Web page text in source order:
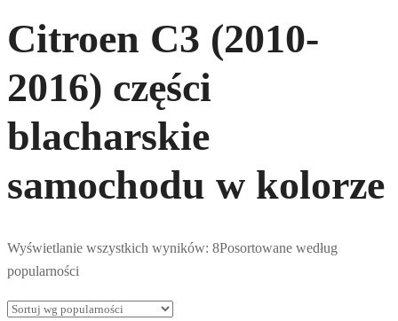
Citroen C3 (2010-
2016) części
blacharskie
samochodu w kolorze
Wyświetlanie wszystkich wyników: 8Posortowane według
popularności